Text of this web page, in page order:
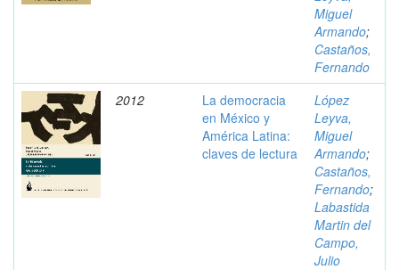
Miguel
Armando;
Castaños,
Fernando
2012
La democracia
en México y
América Latina:
claves de lectura
López
Leyva,
Miguel
Armando;
Castaños,
Fernando;
Labastida
Martin del
Campo,
Julio